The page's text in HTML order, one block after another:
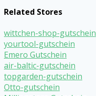
Related Stores
wittchen-shop-gutschein
yourtool-gutschein
Emero Gutschein
air-baltic-gutschein
topgarden-gutschein
Otto-gutschein